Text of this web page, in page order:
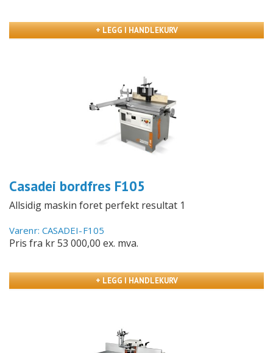
+ LEGG I HANDLEKURV
Casadei bordfres F105
Allsidig maskin foret perfekt resultat 1
Varenr: CASADEI-F105
Pris fra kr 53 000,00 ex. mva.
+ LEGG I HANDLEKURV